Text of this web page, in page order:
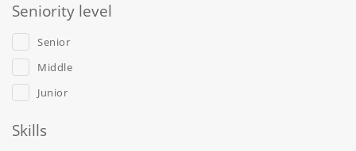
Seniority level
Senior
Middle
Junior
Skills